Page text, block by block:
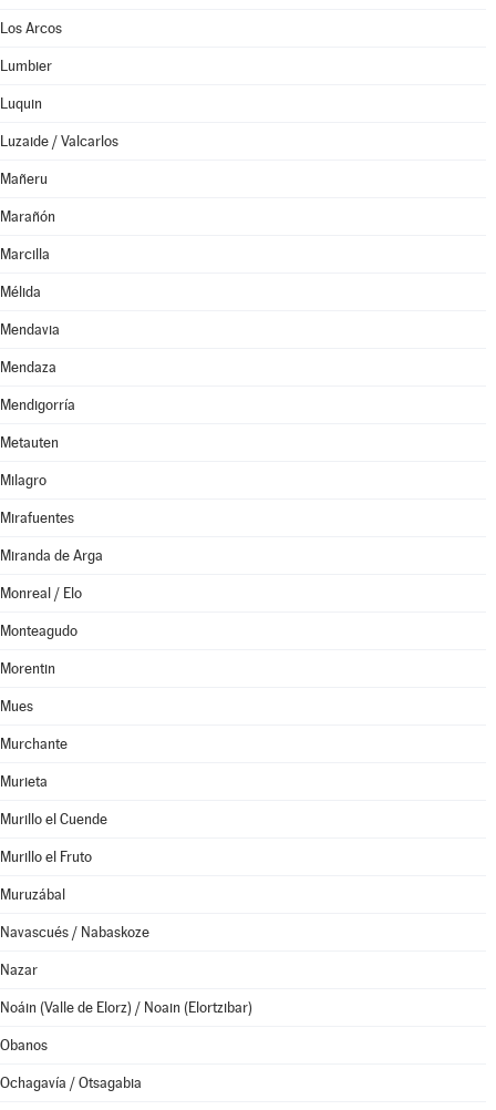
Los Arcos
Lumbier
Luquin
Luzaide / Valcarlos
Mañeru
Marañón
Marcilla
Mélida
Mendavia
Mendaza
Mendigorría
Metauten
Milagro
Mirafuentes
Miranda de Arga
Monreal / Elo
Monteagudo
Morentin
Mues
Murchante
Murieta
Murillo el Cuende
Murillo el Fruto
Muruzábal
Navascués / Nabaskoze
Nazar
Noáin (Valle de Elorz) / Noain (Elortzibar)
Obanos
Ochagavía / Otsagabia